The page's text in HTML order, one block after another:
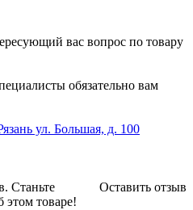
вас вопрос по товару
обязательно вам
ул. Большая, д. 100
Оставить отзыв
Станьте
этом товаре!